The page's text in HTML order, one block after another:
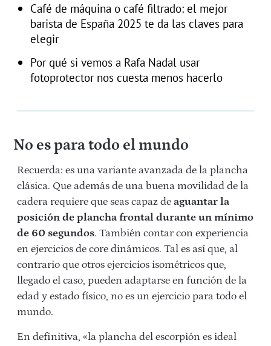
Café de máquina o café filtrado: el mejor
barista de España 2025 te da las claves para
elegir
Por qué si vemos a Rafa Nadal usar
fotoprotector nos cuesta menos hacerlo
No es para todo el mundo
Recuerda: es una variante avanzada de la plancha
clásica. Que además de una buena movilidad de la
cadera requiere que seas capaz de aguantar la
posición de plancha frontal durante un mínimo
de 60 segundos. También contar con experiencia
en ejercicios de core dinámicos. Tal es así que, al
contrario que otros ejercicios isométricos que,
llegado el caso, pueden adaptarse en función de la
edad y estado físico, no es un ejercicio para todo el
mundo.
En definitiva, «la plancha del escorpión es ideal